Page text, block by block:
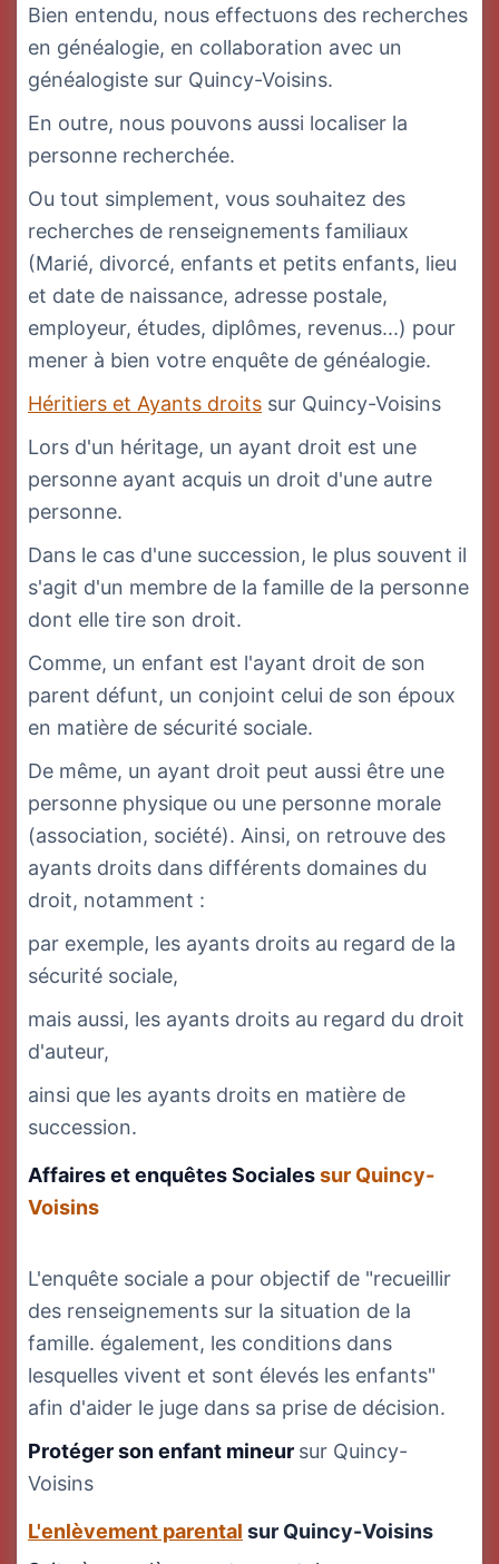
Bien entendu, nous effectuons des recherches
en généalogie, en collaboration avec un
généalogiste sur Quincy-Voisins.
En outre, nous pouvons aussi localiser la
personne recherchée.
Ou tout simplement, vous souhaitez des
recherches de renseignements familiaux
(Marié, divorcé, enfants et petits enfants, lieu
et date de naissance, adresse postale,
employeur, études, diplômes, revenus...) pour
mener à bien votre enquête de généalogie.
Héritiers et Ayants droits sur Quincy-Voisins
Lors d'un héritage, un ayant droit est une
personne ayant acquis un droit d'une autre
personne.
Dans le cas d'une succession, le plus souvent il
s'agit d'un membre de la famille de la personne
dont elle tire son droit.
Comme, un enfant est l'ayant droit de son
parent défunt, un conjoint celui de son époux
en matière de sécurité sociale.
De même, un ayant droit peut aussi être une
personne physique ou une personne morale
(association, société). Ainsi, on retrouve des
ayants droits dans différents domaines du
droit, notamment :
par exemple, les ayants droits au regard de la
sécurité sociale,
mais aussi, les ayants droits au regard du droit
d'auteur,
ainsi que les ayants droits en matière de
succession.
Affaires et enquêtes Socialessur Quincy-
Voisins
L'enquête sociale a pour objectif de "recueillir
des renseignements sur la situation de la
famille. également, les conditions dans
lesquelles vivent et sont élevés les enfants"
afin d'aider le juge dans sa prise de décision.
Protéger son enfant mineur sur Quincy-
Voisins
L'enlèvement parental sur Quincy-Voisins